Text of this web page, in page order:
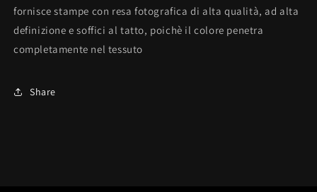
fornisce stampe con resa fotografica di alta qualità, ad alta
definizione e soffici al tatto, poichè il colore penetra
completamente nel tessuto
Share